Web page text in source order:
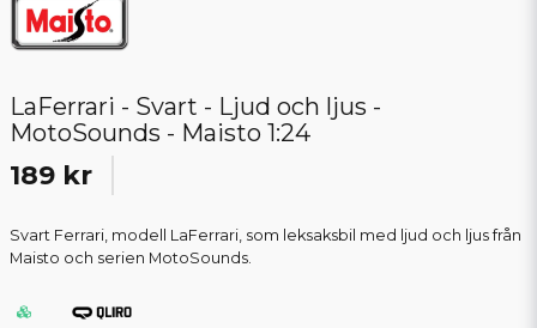
LaFerrari - Svart - Ljud och ljus -
MotoSounds - Maisto 1:24
189 kr
Svart Ferrari, modell LaFerrari, som leksaksbil med ljud och ljus från
Maisto och serien MotoSounds.